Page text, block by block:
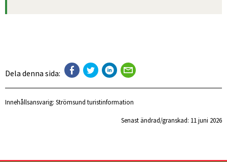
Dela denna sida:
Innehållsansvarig: Strömsund turistinformation
Senast ändrad/granskad: 11 juni 2026